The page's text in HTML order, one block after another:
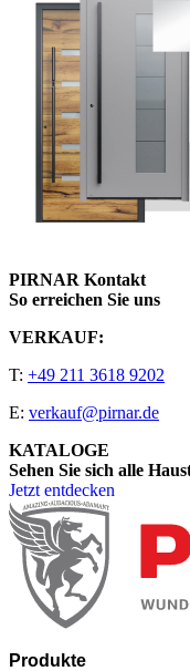
PIRNAR Kontakt
So erreichen Sie uns
VERKAUF:
T: +49 211 3618 9202
E: verkauf@pirnar.de
KATALOGE
Sehen Sie sich alle
Jetzt entdecken
Seitenfooter
Produkte